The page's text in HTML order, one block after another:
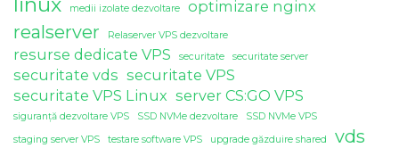
medii izolate dezvoltare optimizare nginx
realserver Relaserver VPS dezvoltare
resurse dedicate VPS securitate securitate server
securitate vds securitate VPS
securitate VPS Linux server CS:GO VPS
siguranță dezvoltare VPS SSD NVMe dezvoltare
SSD NVMe VPS
staging server VPS
testare software VPS upgrade găzduire shared vds